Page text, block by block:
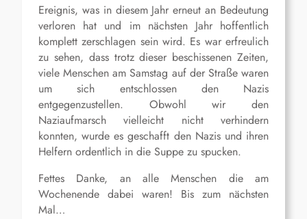
Ereignis, was in diesem Jahr erneut an Bedeutung
verloren hat und im nächsten Jahr hoffentlich
komplett zerschlagen sein wird. Es war erfreulich
zu sehen, dass trotz dieser beschissenen Zeiten,
viele Menschen am Samstag auf der Straße waren
um sich entschlossen den Nazis
entgegenzustellen. Obwohl wir den
Naziaufmarsch vielleicht nicht verhindern
konnten, wurde es geschafft den Nazis und ihren
Helfern ordentlich in die Suppe zu spucken.
Fettes Danke, an alle Menschen die am
Wochenende dabei waren! Bis zum nächsten
Mal…